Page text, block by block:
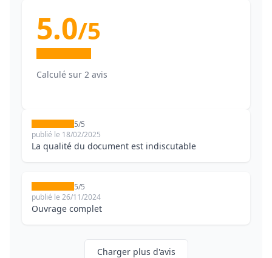
5.0/5
Calculé sur 2 avis
5/5
publié le 18/02/2025
La qualité du document est indiscutable
5/5
publié le 26/11/2024
Ouvrage complet
Charger plus d'avis